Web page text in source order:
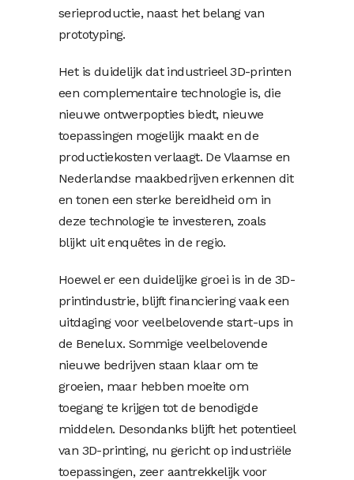
serieproductie, naast het belang van
prototyping.
Het is duidelijk dat industrieel 3D-printen
een complementaire technologie is, die
nieuwe ontwerpopties biedt, nieuwe
toepassingen mogelijk maakt en de
productiekosten verlaagt. De Vlaamse en
Nederlandse maakbedrijven erkennen dit
en tonen een sterke bereidheid om in
deze technologie te investeren, zoals
blijkt uit enquêtes in de regio.
Hoewel er een duidelijke groei is in de 3D-
printindustrie, blijft financiering vaak een
uitdaging voor veelbelovende start-ups in
de Benelux. Sommige veelbelovende
nieuwe bedrijven staan klaar om te
groeien, maar hebben moeite om
toegang te krijgen tot de benodigde
middelen. Desondanks blijft het potentieel
van 3D-printing, nu gericht op industriële
toepassingen, zeer aantrekkelijk voor